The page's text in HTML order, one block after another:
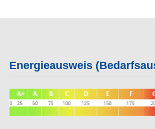
Energieausweis